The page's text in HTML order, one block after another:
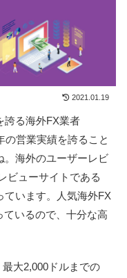
2021.01.19
誇る海外FX業者
の営業実績を誇ること
。海外のユーザーレビ
ビューサイトである
ています。人気海外FX
ているので、十分な高
大2,000ドルまでの